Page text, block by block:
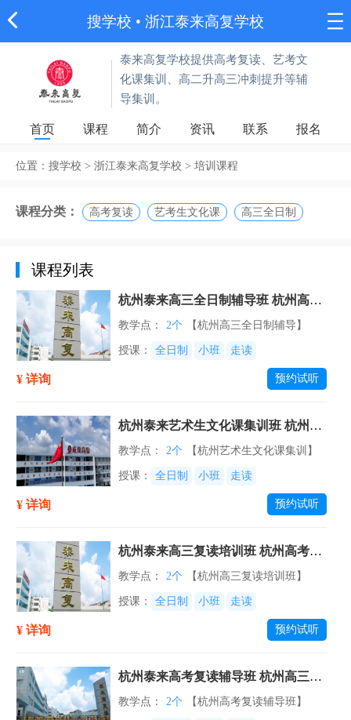
搜学校 • 浙江泰来高复学校
泰来高复学校提供高考复读、艺考文
化课集训、高二升高三冲刺提升等辅
导集训。
首页 课程 简介 资讯 联系 报名
位置： 搜学校 > 浙江泰来高复学校 > 培训课程
课程分类： 高考复读 艺考生文化课 高三全日制
课程列表
杭州泰来高三全日制辅导班 杭州高三
全年集训班
教学点： 2个 【杭州高三全日制辅导】
授课： 全日制 小班 走读
¥ 详询 预约试听
杭州泰来艺术生文化课集训班 杭州艺
考生文化课冲刺班
教学点： 2个 【杭州艺术生文化课集训】
授课： 全日制 小班 走读
¥ 详询 预约试听
杭州泰来高三复读培训班 杭州高考复
读冲刺课程
教学点： 2个 【杭州高三复读培训班】
授课： 全日制 小班 走读
¥ 详询 预约试听
杭州泰来高考复读辅导班 杭州高三复
读课程补习班
教学点： 2个 【杭州高考复读辅导班】